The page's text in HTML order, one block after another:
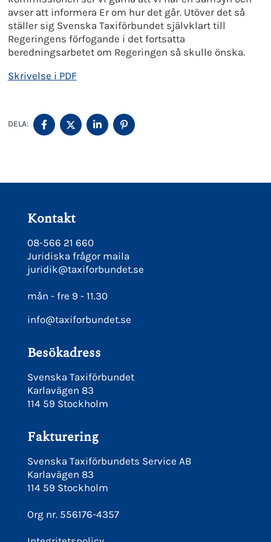
avser att informera Er om hur det går. Utöver det så
ställer sig Svenska Taxiförbundet självklart till
Regeringens förfogande i det fortsatta
beredningsarbetet om Regeringen så skulle önska.
Skrivelse i PDF
DELA:
DELA
PÅ
DELA
PÅ
DELA
PÅ
DELA
PÅ
Kontakt
08-566 21 660
Juridiska frågor maila
juridik@taxiforbundet.se
mån - fre 9 - 11.30
info@taxiforbundet.se
Besökadress
Svenska Taxiförbundet
Karlavägen 83
114 59 Stockholm
Fakturering
Svenska Taxiförbundets Service AB
Karlavägen 83
114 59 Stockholm
Org nr. 556176-4357